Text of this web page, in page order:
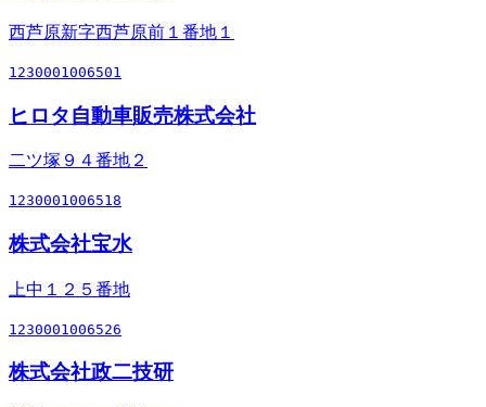
西芦原新字西芦原前１番地１
1230001006501
ヒロタ自動車販売株式会社
二ツ塚９４番地２
1230001006518
株式会社宝水
上中１２５番地
1230001006526
株式会社政二技研